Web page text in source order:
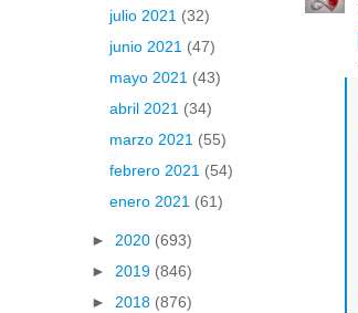
julio 2021 (32)
junio 2021 (47)
mayo 2021 (43)
abril 2021 (34)
marzo 2021 (55)
febrero 2021 (54)
enero 2021 (61)
► 2020 (693)
► 2019 (846)
► 2018 (876)